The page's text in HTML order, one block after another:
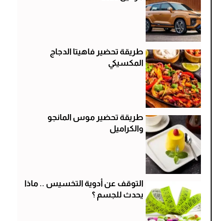
طريقة تحضير فاهيتا الدجاج
المكسيكي
طريقة تحضير موس المانجو
والكراميل
التوقف عن أدوية التخسيس .. ماذا
يحدث للجسم ؟